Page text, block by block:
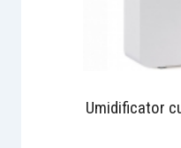
Umidificator